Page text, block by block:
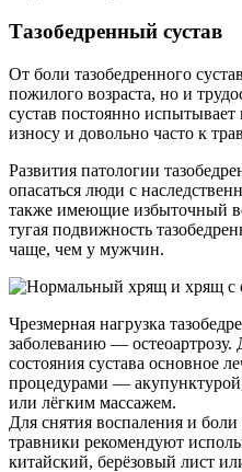
Тазобедренный сустав
От боли тазобедренного
пожилого возраста, но и
сустав постоянно
износу и довольно часто к
Развития патологии
опасаться люди с
также имеющие избыточный
тугая подвижность
чаще, чем у мужчин.
Чрезмерная нагрузка
заболеванию — остеоартрозу.
состояния сустава основное
процедурами —
или лёгким массажем.
Для снятия воспаления и боли
травники рекомендуют
китайский, берёзовый лист